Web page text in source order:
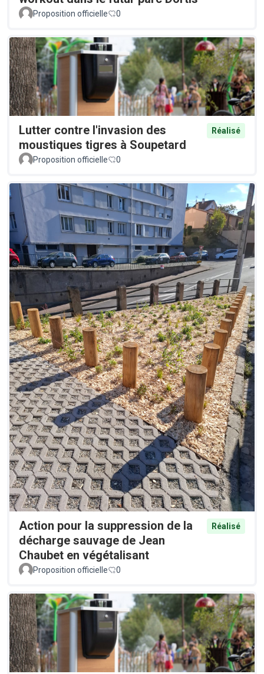
Proposition officielle 0
Lutter contre l'invasion des
moustiques tigres à Soupetard
Réalisé
Proposition officielle 0
Action pour la suppression de la
décharge sauvage de Jean
Chaubet en végétalisant
Réalisé
Proposition officielle 0